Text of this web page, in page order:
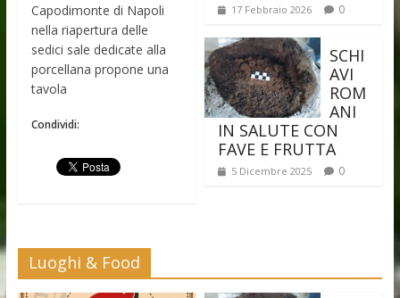
Capodimonte di Napoli
nella riapertura delle
sedici sale dedicate alla
porcellana propone una
tavola
Condividi:
17 Febbraio 2026 0
SCHI
AVI
ROM
ANI
IN SALUTE CON
FAVE E FRUTTA
5 Dicembre 2025 0
Luoghi & Food